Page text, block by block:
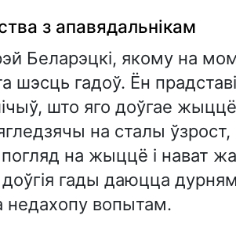
з апавядальнікам
Беларэцкі, якому на
шэсць гадоў. Ён
што яго доўгае
на сталы ўзрост,
на жыццё і нават
гады даюцца
недахопу вопытам.